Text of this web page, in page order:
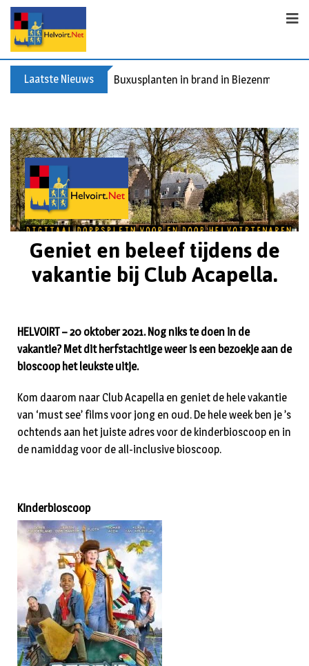
Laatste Nieuws Buxusplanten in brand in Biezenmortel,
Geniet en beleef tijdens de
vakantie bij Club Acapella.
HELVOIRT – 20 oktober 2021. Nog niks te doen in de
vakantie? Met dit herfstachtige weer is een bezoekje aan de
bioscoop het leukste uitje.
Kom daarom naar Club Acapella en geniet de hele vakantie
van ‘must see’ films voor jong en oud. De hele week ben je ’s
ochtends aan het juiste adres voor de kinderbioscoop en in
de namiddag voor de all-inclusive bioscoop.
Kinderbioscoop